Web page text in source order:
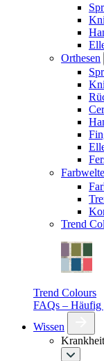
Orthesen
Trend
Trend Colours
FAQs – Häufig
Wissen